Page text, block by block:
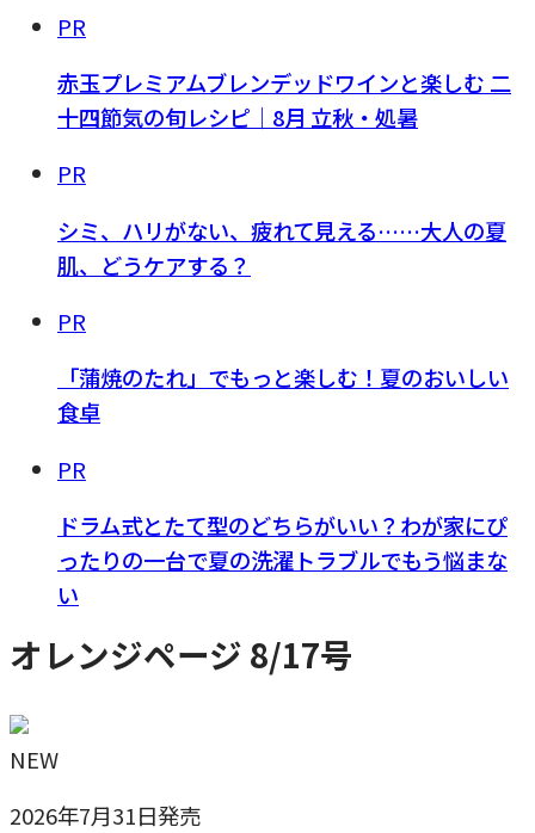
PR
赤玉プレミアムブレンデッドワインと楽しむ 二
十四節気の旬レシピ｜8月 立秋・処暑
PR
シミ、ハリがない、疲れて見える……大人の夏
肌、どうケアする？
PR
「蒲焼のたれ」でもっと楽しむ！夏のおいしい
食卓
PR
ドラム式とたて型のどちらがいい？わが家にぴ
ったりの一台で夏の洗濯トラブルでもう悩まな
い
オレンジページ 8/17号
NEW
2026年7月31日発売